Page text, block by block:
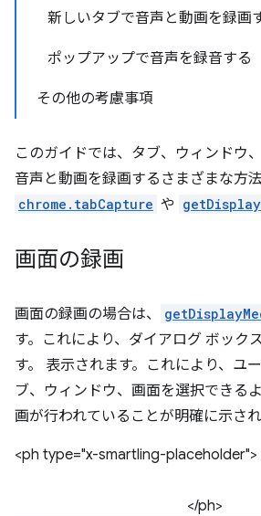
新しいタブで音声と動画を録画
ポップアップで音声を録音する
その他の考慮事項
このガイドでは、タブ、ウィンドウ
音声と動画を録画するさまざまな方
chrome.tabCapture や
画面の録画
画面の録画の場合は、
す。これにより、ダイアログ ボック
す。 表示されます。これにより、ユ
ブ、ウィンドウ、画面を選択できる
画が行われていることが明確に示され
<ph type="x-smartling-placeholder">
</ph>